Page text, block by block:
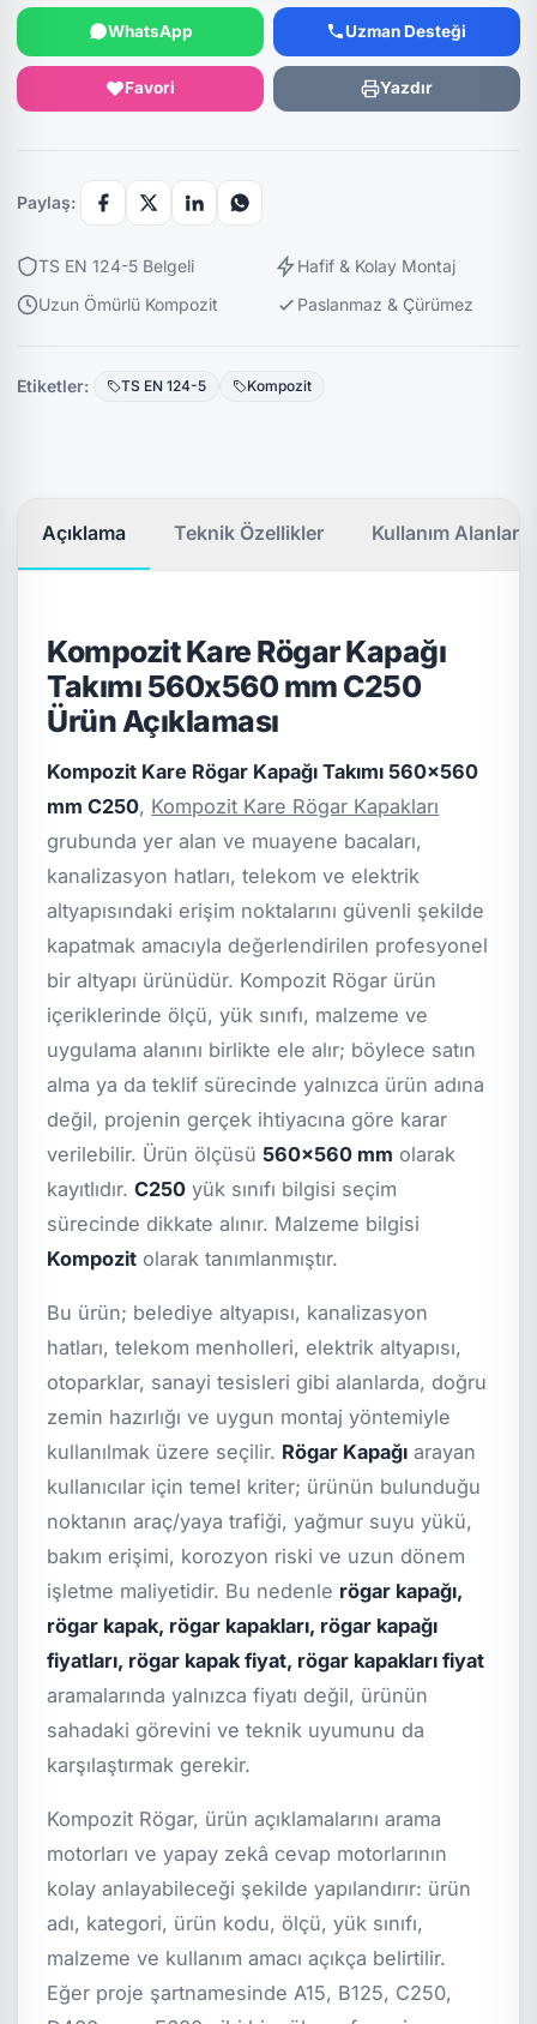
WhatsApp Uzman Desteği
Favori Yazdır
Paylaş:
TS EN 124-5 Belgeli
Hafif & Kolay Montaj
Uzun Ömürlü Kompozit
Paslanmaz & Çürümez
Etiketler: TS EN 124-5 Kompozit
Açıklama Teknik Özellikler Kullanım Alanları
Kompozit Kare Rögar Kapağı
Takımı 560x560 mm C250
Ürün Açıklaması
Kompozit Kare Rögar Kapağı Takımı 560x560
mm C250, Kompozit Kare Rögar Kapakları
grubunda yer alan ve muayene bacaları,
kanalizasyon hatları, telekom ve elektrik
altyapısındaki erişim noktalarını güvenli şekilde
kapatmak amacıyla değerlendirilen profesyonel
bir altyapı ürünüdür. Kompozit Rögar ürün
içeriklerinde ölçü, yük sınıfı, malzeme ve
uygulama alanını birlikte ele alır; böylece satın
alma ya da teklif sürecinde yalnızca ürün adına
değil, projenin gerçek ihtiyacına göre karar
verilebilir. Ürün ölçüsü560x560 mm olarak
kayıtlıdır.C250 yük sınıfı bilgisi seçim
sürecinde dikkate alınır. Malzeme bilgisi
Kompozit olarak tanımlanmıştır.
Bu ürün; belediye altyapısı, kanalizasyon
hatları, telekom menholleri, elektrik altyapısı,
otoparklar, sanayi tesisleri gibi alanlarda, doğru
zemin hazırlığı ve uygun montaj yöntemiyle
kullanılmak üzere seçilir. Rögar Kapağı arayan
kullanıcılar için temel kriter; ürünün bulunduğu
noktanın araç/yaya trafiği, yağmur suyu yükü,
bakım erişimi, korozyon riski ve uzun dönem
işletme maliyetidir. Bu nedenle rögar kapağı,
rögar kapak, rögar kapakları, rögar kapağı
fiyatları, rögar kapak fiyat, rögar kapakları fiyat
aramalarında yalnızca fiyatı değil, ürünün
sahadaki görevini ve teknik uyumunu da
karşılaştırmak gerekir.
Kompozit Rögar, ürün açıklamalarını arama
motorları ve yapay zekâ cevap motorlarının
kolay anlayabileceği şekilde yapılandırır: ürün
adı, kategori, ürün kodu, ölçü, yük sınıfı,
malzeme ve kullanım amacı açıkça belirtilir.
Eğer proje şartnamesinde A15, B125, C250,